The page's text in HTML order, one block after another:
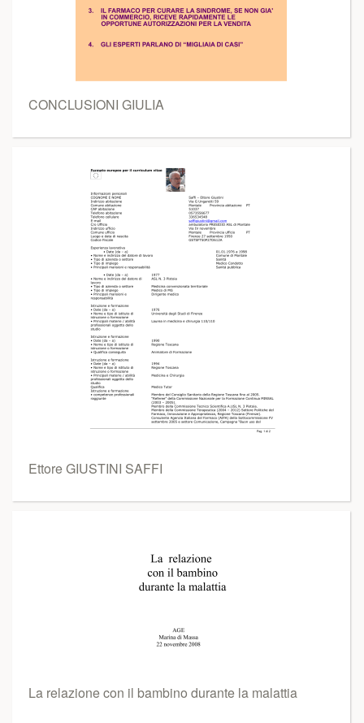
CONCLUSIONI GIULIA
Ettore GIUSTINI SAFFI
La relazione con il bambino durante la malattia